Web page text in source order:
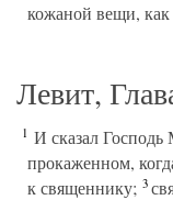
кожаной вещи, как
Левит,
1 И сказал
прокаженном,
к священнику; 3